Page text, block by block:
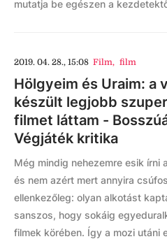
mutatja be egészen a
2019. 04. 28., 15:08 Film, film
Hölgyeim és Uraim: a
készült legjobb
filmet láttam -
Végjáték kritika
Még mindig nehezemre esik írni
és nem azért mert annyira
ellenkezőleg: olyan alkotást
sanszos, hogy sokáig
filmek körében. Így a mozi utáni